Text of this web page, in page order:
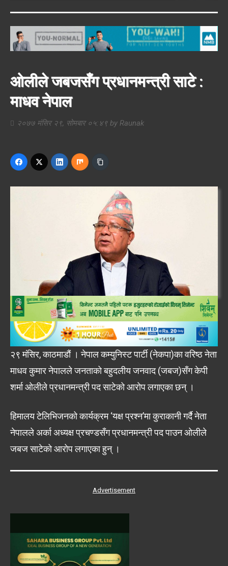
ओलीले जबजसँग प्रधानमन्त्री साटे :
माधव नेपाल
२०७७ मंसिर २९, सोमबार ०५:४९ by Raunak
२९ मंसिर, काठमाडौं । नेपाल कम्युनिस्ट पार्टी (नेकपा)का वरिष्ठ नेता
माधव कुमार नेपालले जनताको बहुदलीय जनवाद (जबज)सँग केपी
शर्मा ओलीले प्रधानमन्त्री पद साटेको आरोप लगाएका छन् ।
हिमालय टेलिभिजनको कार्यक्रम ‘यक्ष प्रश्न’मा कुराकानी गर्दै नेता
नेपालले अर्का अध्यक्ष प्रचण्डसँग प्रधानमन्त्री पद पाउन ओलीले
जबज साटेको आरोप लगाएका हुन् ।
Advertisement